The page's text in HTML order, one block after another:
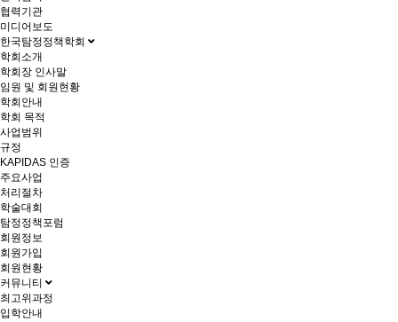
협력기관
미디어보도
한국탐정정책학회
학회소개
학회장 인사말
임원 및 회원현황
학회안내
학회 목적
사업범위
규정
KAPIDAS 인증
주요사업
처리절차
학술대회
탐정정책포럼
회원정보
회원가입
회원현황
커뮤니티
최고위과정
입학안내